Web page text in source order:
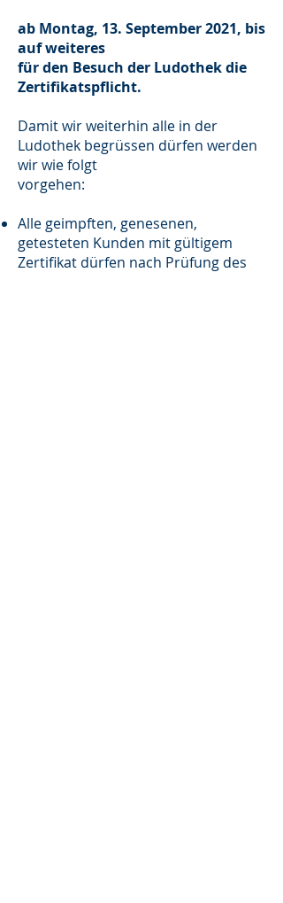
ab Montag, 13. September 2021, bis
auf weiteres
für den Besuch der Ludothek die
Zertifikatspflicht.
Damit wir weiterhin alle in der
Ludothek begrüssen dürfen werden
wir wie folgt
vorgehen:
Alle geimpften, genesenen,
getesteten Kunden mit gültigem
Zertifikat dürfen nach Prüfung des